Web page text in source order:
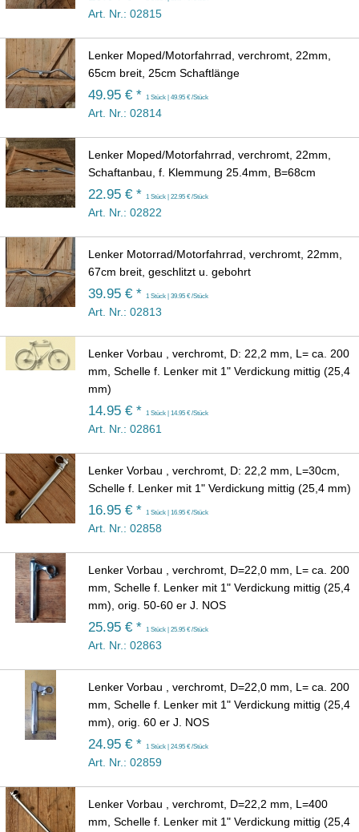
Art. Nr.: 02815
Lenker Moped/Motorfahrrad, verchromt, 22mm,
65cm breit, 25cm Schaftlänge
49.95 € * 1 Stück | 49.95 € /Stück
Art. Nr.: 02814
Lenker Moped/Motorfahrrad, verchromt, 22mm,
Schaftanbau, f. Klemmung 25.4mm, B=68cm
22.95 € * 1 Stück | 22.95 € /Stück
Art. Nr.: 02822
Lenker Motorrad/Motorfahrrad, verchromt, 22mm,
67cm breit, geschlitzt u. gebohrt
39.95 € * 1 Stück | 39.95 € /Stück
Art. Nr.: 02813
Lenker Vorbau , verchromt, D: 22,2 mm, L= ca. 200
mm, Schelle f. Lenker mit 1" Verdickung mittig (25,4
mm)
14.95 € * 1 Stück | 14.95 € /Stück
Art. Nr.: 02861
Lenker Vorbau , verchromt, D: 22,2 mm, L=30cm,
Schelle f. Lenker mit 1" Verdickung mittig (25,4 mm)
16.95 € * 1 Stück | 16.95 € /Stück
Art. Nr.: 02858
Lenker Vorbau , verchromt, D=22,0 mm, L= ca. 200
mm, Schelle f. Lenker mit 1" Verdickung mittig (25,4
mm), orig. 50-60 er J. NOS
25.95 € * 1 Stück | 25.95 € /Stück
Art. Nr.: 02863
Lenker Vorbau , verchromt, D=22,0 mm, L= ca. 200
mm, Schelle f. Lenker mit 1" Verdickung mittig (25,4
mm), orig. 60 er J. NOS
24.95 € * 1 Stück | 24.95 € /Stück
Art. Nr.: 02859
Lenker Vorbau , verchromt, D=22,2 mm, L=400
mm, Schelle f. Lenker mit 1" Verdickung mittig (25,4